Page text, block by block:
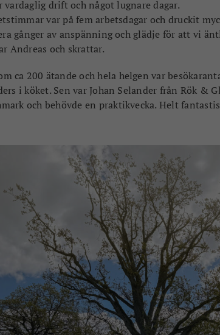
vardaglig drift och något lugnare dagar.
var på fem arbetsdagar och druckit
gånger av anspänning och glädje för att vi
Andreas och skrattar.
ca 200 ätande och hela helgen var
i köket. Sen var Johan Selander från Rök &
och behövde en praktikvecka. Helt